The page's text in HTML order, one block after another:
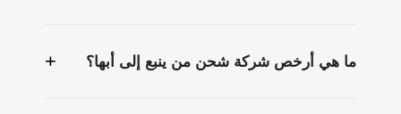
ما هي أرخص شركة شحن من ينبع إلى أبها؟ +